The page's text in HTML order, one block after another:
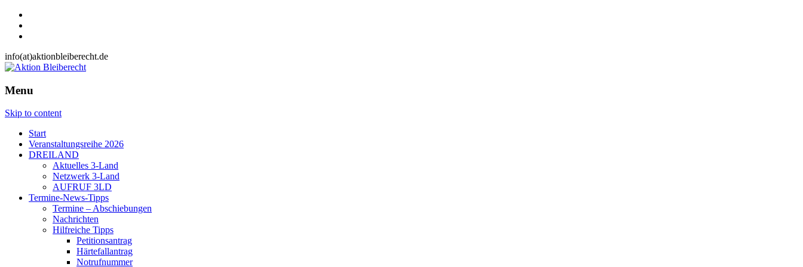
info(at)aktionbleiberecht.de
Menu
Skip to content
Start
Veranstaltungsreihe 2026
DREILAND
Aktuelles 3-Land
Netzwerk 3-Land
AUFRUF 3LD
Termine-News-Tipps
Termine – Abschiebungen
Nachrichten
Hilfreiche Tipps
Petitionsantrag
Härtefallantrag
Notrufnummer